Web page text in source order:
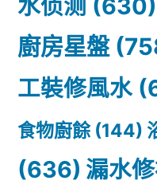
水侦测 (630)
廚房星盤
工裝修風水
食物廚餘(144)
(636) 漏水